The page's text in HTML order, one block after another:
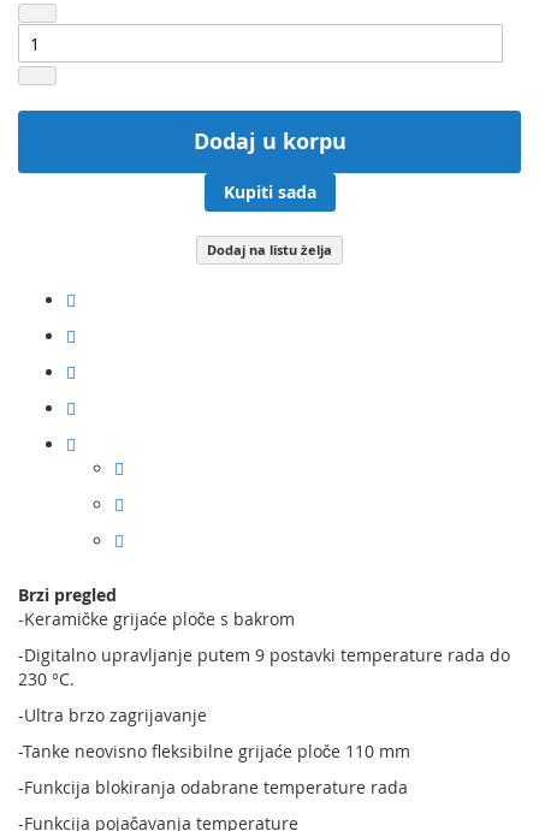
Dodaj u korpu
Kupiti sada
Dodaj na listu želja
Brzi pregled
-Keramičke grijaće ploče s bakrom
-Digitalno upravljanje putem 9 postavki temperature rada do
230 °C.
-Ultra brzo zagrijavanje
-Tanke neovisno fleksibilne grijaće ploče 110 mm
-Funkcija blokiranja odabrane temperature rada
-Funkcija pojačavanja temperature